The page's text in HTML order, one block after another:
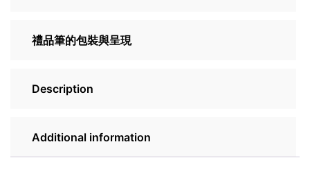
禮品筆的包裝與呈現
Description
Additional information